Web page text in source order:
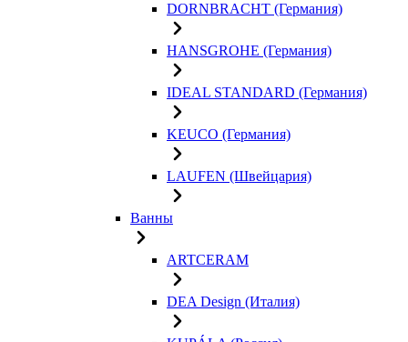
DORNBRACHT (Германия)
HANSGROHE (Германия)
IDEAL STANDARD (Германия)
KEUCO (Германия)
LAUFEN (Швейцария)
Ванны
ARTCERAM
DEA Design (Италия)